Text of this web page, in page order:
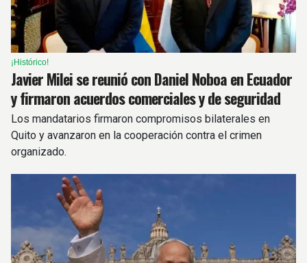
¡Histórico!
Javier Milei se reunió con Daniel Noboa en Ecuador
y firmaron acuerdos comerciales y de seguridad
Los mandatarios firmaron compromisos bilaterales en
Quito y avanzaron en la cooperación contra el crimen
organizado.